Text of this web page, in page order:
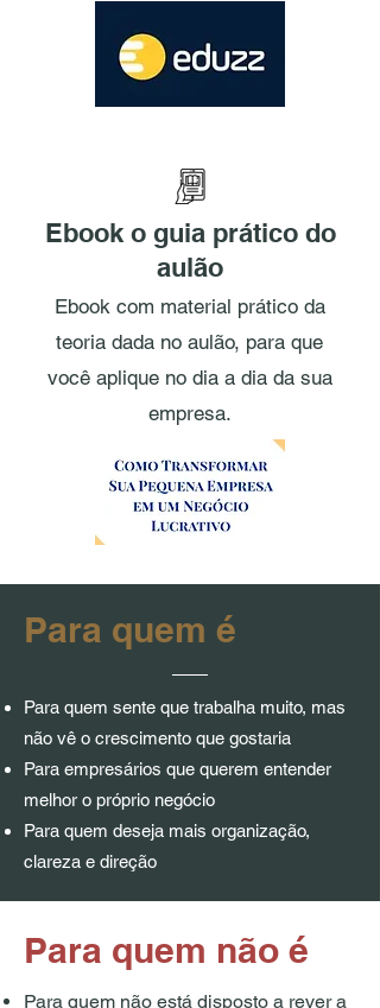
Ebook o guia prático do
aulão
Ebook com material prático da
teoria dada no aulão, para que
você aplique no dia a dia da sua
empresa.
Para quem é
Para quem sente que trabalha muito, mas
não vê o crescimento que gostaria
Para empresários que querem entender
melhor o próprio negócio
Para quem deseja mais organização,
clareza e direção
Para quem não é
Para quem não está disposto a rever a